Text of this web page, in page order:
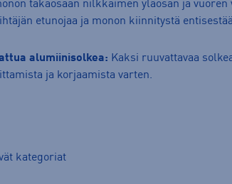
takaosaan nilkkaimen yläosan ja vuoren
etunojaa ja monon kiinnitystä
alumiinisolkea: Kaksi ruuvattavaa
ja korjaamista varten.
kategoriat